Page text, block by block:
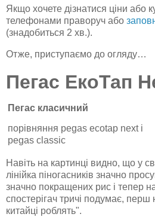
Якщо хочете дізнатися ціни або
телефонами праворуч або
(знадобиться 2 хв.).
Отже, приступаємо до огляду…
Пегас ЕкоТап
Пегас класичний
порівняння pegas ecotap next і
pegas classic
Навіть на картинці видно, що у
лінійка піногасників значно
значно покращених рис і тепер
спостерігач тричі подумає, перш
китайці роблять".